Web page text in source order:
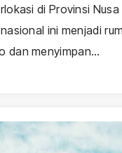
di Provinsi
ini menjadi
dan menyimpan…